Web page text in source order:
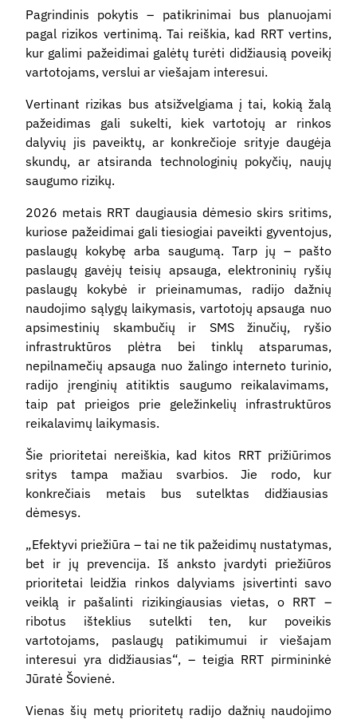
Pagrindinis pokytis – patikrinimai bus planuojami
pagal rizikos vertinimą. Tai reiškia, kad RRT vertins,
kur galimi pažeidimai galėtų turėti didžiausią poveikį
vartotojams, verslui ar viešajam interesui.
Vertinant rizikas bus atsižvelgiama į tai, kokią žalą
pažeidimas gali sukelti, kiek vartotojų ar rinkos
dalyvių jis paveiktų, ar konkrečioje srityje daugėja
skundų, ar atsiranda technologinių pokyčių, naujų
saugumo rizikų.
2026 metais RRT daugiausia dėmesio skirs sritims,
kuriose pažeidimai gali tiesiogiai paveikti gyventojus,
paslaugų kokybę arba saugumą. Tarp jų – pašto
paslaugų gavėjų teisių apsauga, elektroninių ryšių
paslaugų kokybė ir prieinamumas, radijo dažnių
naudojimo sąlygų laikymasis, vartotojų apsauga nuo
apsimestinių skambučių ir SMS žinučių, ryšio
infrastruktūros plėtra bei tinklų atsparumas,
nepilnamečių apsauga nuo žalingo interneto turinio,
radijo įrenginių atitiktis saugumo reikalavimams,
taip pat prieigos prie geležinkelių infrastruktūros
reikalavimų laikymasis.
Šie prioritetai nereiškia, kad kitos RRT prižiūrimos
sritys tampa mažiau svarbios. Jie rodo, kur
konkrečiais metais bus sutelktas didžiausias
dėmesys.
„Efektyvi priežiūra – tai ne tik pažeidimų nustatymas,
bet ir jų prevencija. Iš anksto įvardyti priežiūros
prioritetai leidžia rinkos dalyviams įsivertinti savo
veiklą ir pašalinti rizikingiausias vietas, o RRT –
ribotus išteklius sutelkti ten, kur poveikis
vartotojams, paslaugų patikimumui ir viešajam
interesui yra didžiausias“, – teigia RRT pirmininkė
Jūratė Šovienė.
Vienas šių metų prioritetų radijo dažnių naudojimo